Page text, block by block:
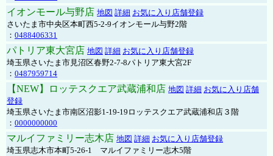
イオンモール与野店 地図 詳細 お気に入り店舗登録
さいたま市中央区本町西5-2-9イオンモール与野2階
： 0488406331
パトリア東大宮店 地図 詳細 お気に入り店舗登録
埼玉県さいたま市見沼区春野2-7-8パトリア東大宮2F
： 0487959714
【NEW】ロッテスクエア武蔵浦和店 地図 詳細 お気に入り店舗
登録
埼玉県さいたま市南区沼影1-19-19ロッテスクエア武蔵浦和店３階
： 0000000000
マルイファミリー志木店 地図 詳細 お気に入り店舗登録
埼玉県志木市本町5-26-1 マルイファミリー志木5階